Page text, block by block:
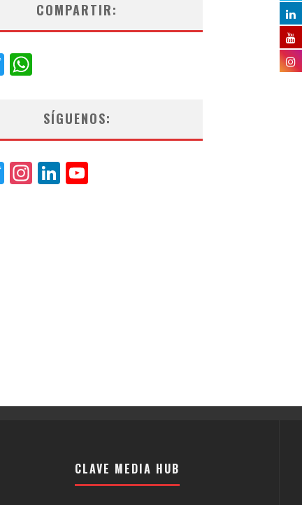
COMPARTIR:
Twitter
SÍGUENOS:
Twitter
Instagram
LinkedIn
CLAVE MEDIA HUB